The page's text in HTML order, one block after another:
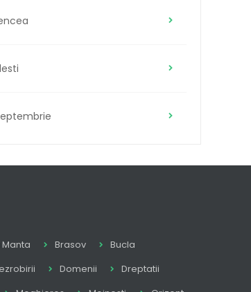
Manta Brasov
Bucla
Domenii
Dreptatii